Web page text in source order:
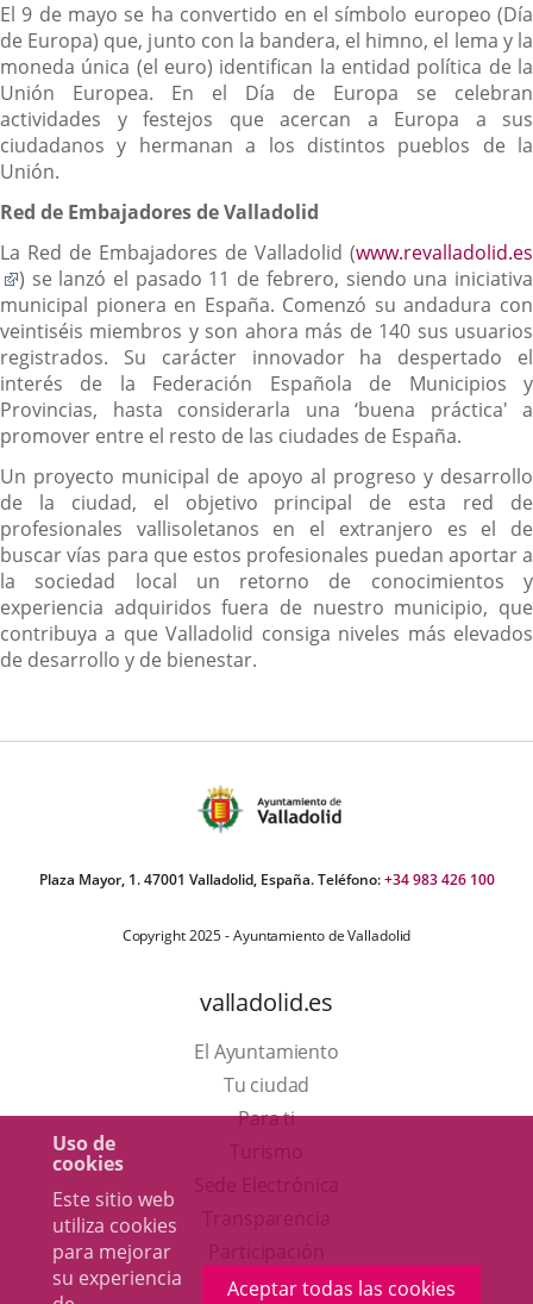
Uso de
cookies
Este sitio web
utiliza cookies
para mejorar
su experiencia
Aceptar todas las cookies
El 9 de mayo se ha convertido en el símbolo europeo (Día
de Europa) que, junto con la bandera, el himno, el lema y la
moneda única (el euro) identifican la entidad política de la
Unión Europea. En el Día de Europa se celebran
actividades y festejos que acercan a Europa a sus
ciudadanos y hermanan a los distintos pueblos de la
Unión.
Red de Embajadores de Valladolid
La Red de Embajadores de Valladolid (www.revalladolid.es
Enlace
a
una
aplicación
externa.
) se lanzó el pasado 11 de febrero, siendo una iniciativa
municipal pionera en España. Comenzó su andadura con
veintiséis miembros y son ahora más de 140 sus usuarios
registrados. Su carácter innovador ha despertado el
interés de la Federación Española de Municipios y
Provincias, hasta considerarla una ‘buena práctica' a
promover entre el resto de las ciudades de España.
Un proyecto municipal de apoyo al progreso y desarrollo
de la ciudad, el objetivo principal de esta red de
profesionales vallisoletanos en el extranjero es el de
buscar vías para que estos profesionales puedan aportar a
la sociedad local un retorno de conocimientos y
experiencia adquiridos fuera de nuestro municipio, que
contribuya a que Valladolid consiga niveles más elevados
de desarrollo y de bienestar.
Plaza Mayor, 1. 47001 Valladolid, España. Teléfono:+34 983 426 100
Copyright 2025 - Ayuntamiento de Valladolid
valladolid.es
El Ayuntamiento
Tu ciudad
Para ti
en aplicación